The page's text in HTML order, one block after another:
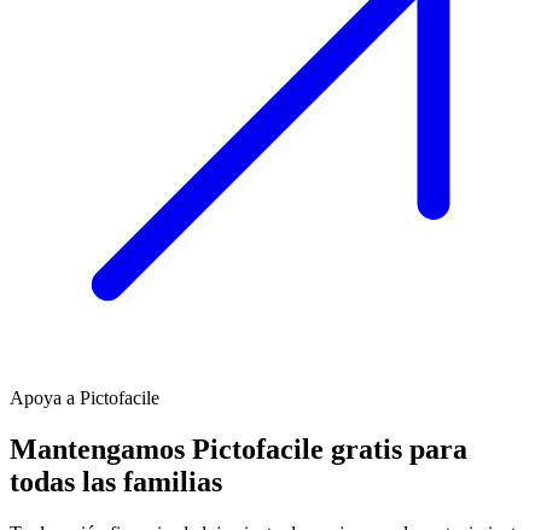
Apoya a Pictofacile
Mantengamos Pictofacile gratis para
todas las familias